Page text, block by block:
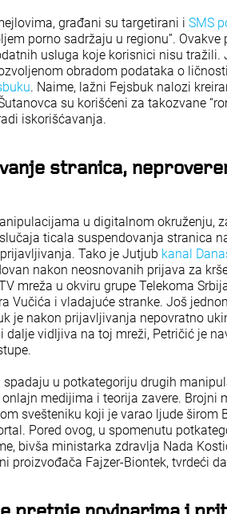
građani su targetirani i SMS
porno sadržaju u regionu”.
usluga koje korisnici nisu tražili.
obradom podataka o
. Naime, lažni Fejsbuk nalozi
su korišćeni za takozvane
iskorišćavanja.
stranica,
u digitalnom okruženju,
ticala suspendovanja stranica
Tako je Jutjub kanal
nakon neosnovanih prijava za
mreža u okviru grupe Telekoma
Vučića i vladajuće stranke. Još
je nakon prijavljivanja nepovratno
dalje vidljiva na toj mreži, Petričić je
spadaju u potkategoriju drugih
medijima i teorija zavere. Brojni
svešteniku koji je varao ljude širom
Pored ovog, u spomenutu
bivša ministarka zdravlja Nada
proizvođača Fajzer-Biontek, tvrdeći